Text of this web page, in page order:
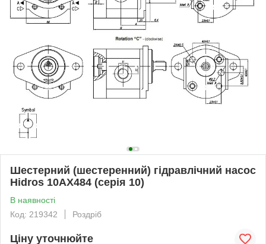
Шестерний (шестеренний) гідравлічний насос
Hidros 10АХ484 (серія 10)
В наявності
Код: 219342
Роздріб
Ціну уточнюйте